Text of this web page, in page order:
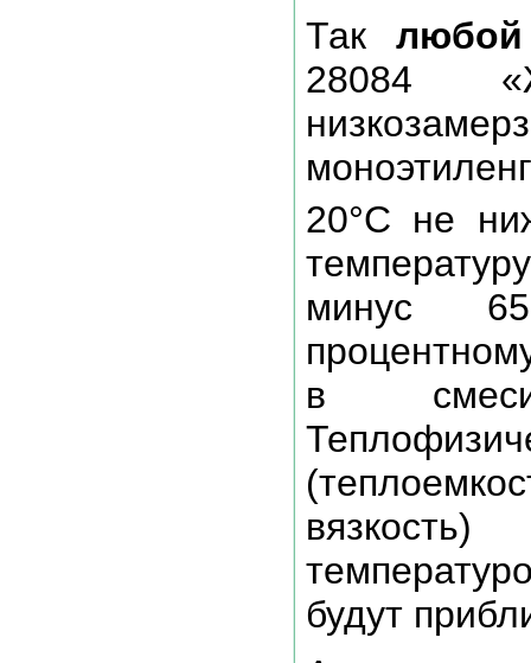
Так любой
28084
20°C не
минус
в
будут